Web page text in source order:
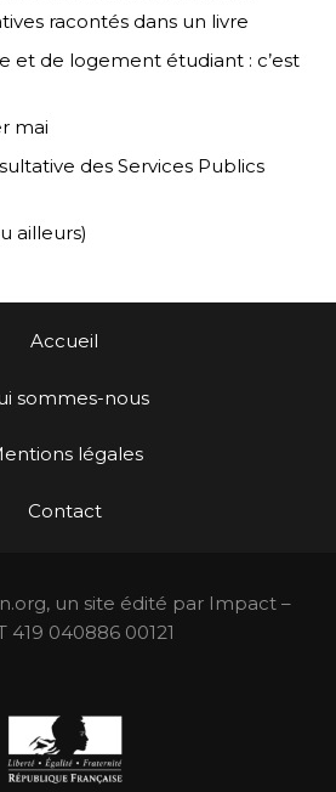
racontés dans un livre
et de logement étudiant : c’est
mai
des Services Publics
ailleurs)
Accueil
sommes-nous
légales
Contact
un site édité par Impact –
419 040886 00121